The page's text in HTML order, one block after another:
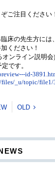
ご注目ください
床の先生方には
ください！
ンライン説明会
です。
id-
files/_u/topic/file1/
OLD